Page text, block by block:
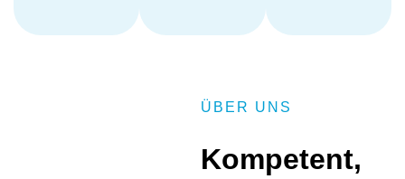
ÜBER UNS
Kompetent,